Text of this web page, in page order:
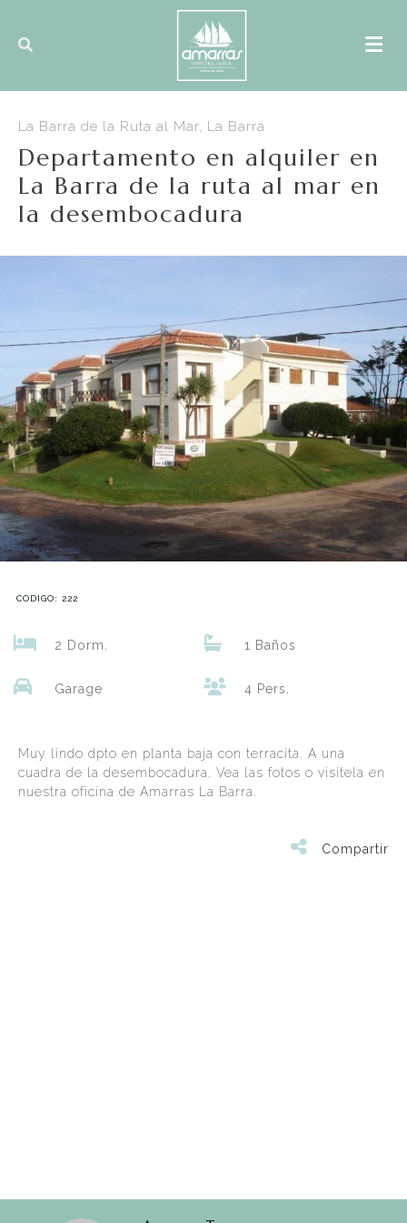
La Barra de la Ruta al Mar, La Barra
Departamento en alquiler en
La Barra de la ruta al mar en
la desembocadura
CODIGO: 222
2 Dorm. 1 Baños
Garage 4 Pers.
Muy lindo dpto en planta baja con terracita. A una
cuadra de la desembocadura. Vea las fotos o visitela en
nuestra oficina de Amarras La Barra.
Compartir